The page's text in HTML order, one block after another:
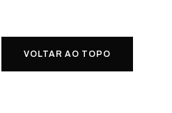
VOLTAR AO TOPO